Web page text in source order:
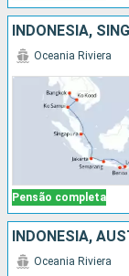
INDONESIA,
Pensão completa
Oceania Riviera
INDONESIA,
Oceania Riviera